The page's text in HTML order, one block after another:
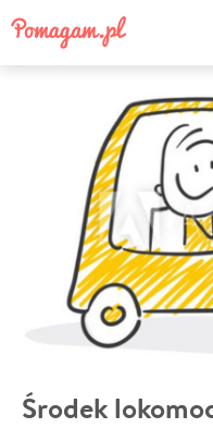
Środek